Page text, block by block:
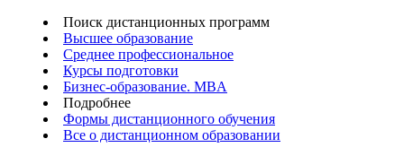
Поиск дистанционных программ
Высшее образование
Среднее профессиональное
Курсы подготовки
Бизнес-образование. MBA
Подробнее
Формы дистанционного обучения
Все о дистанционном образовании